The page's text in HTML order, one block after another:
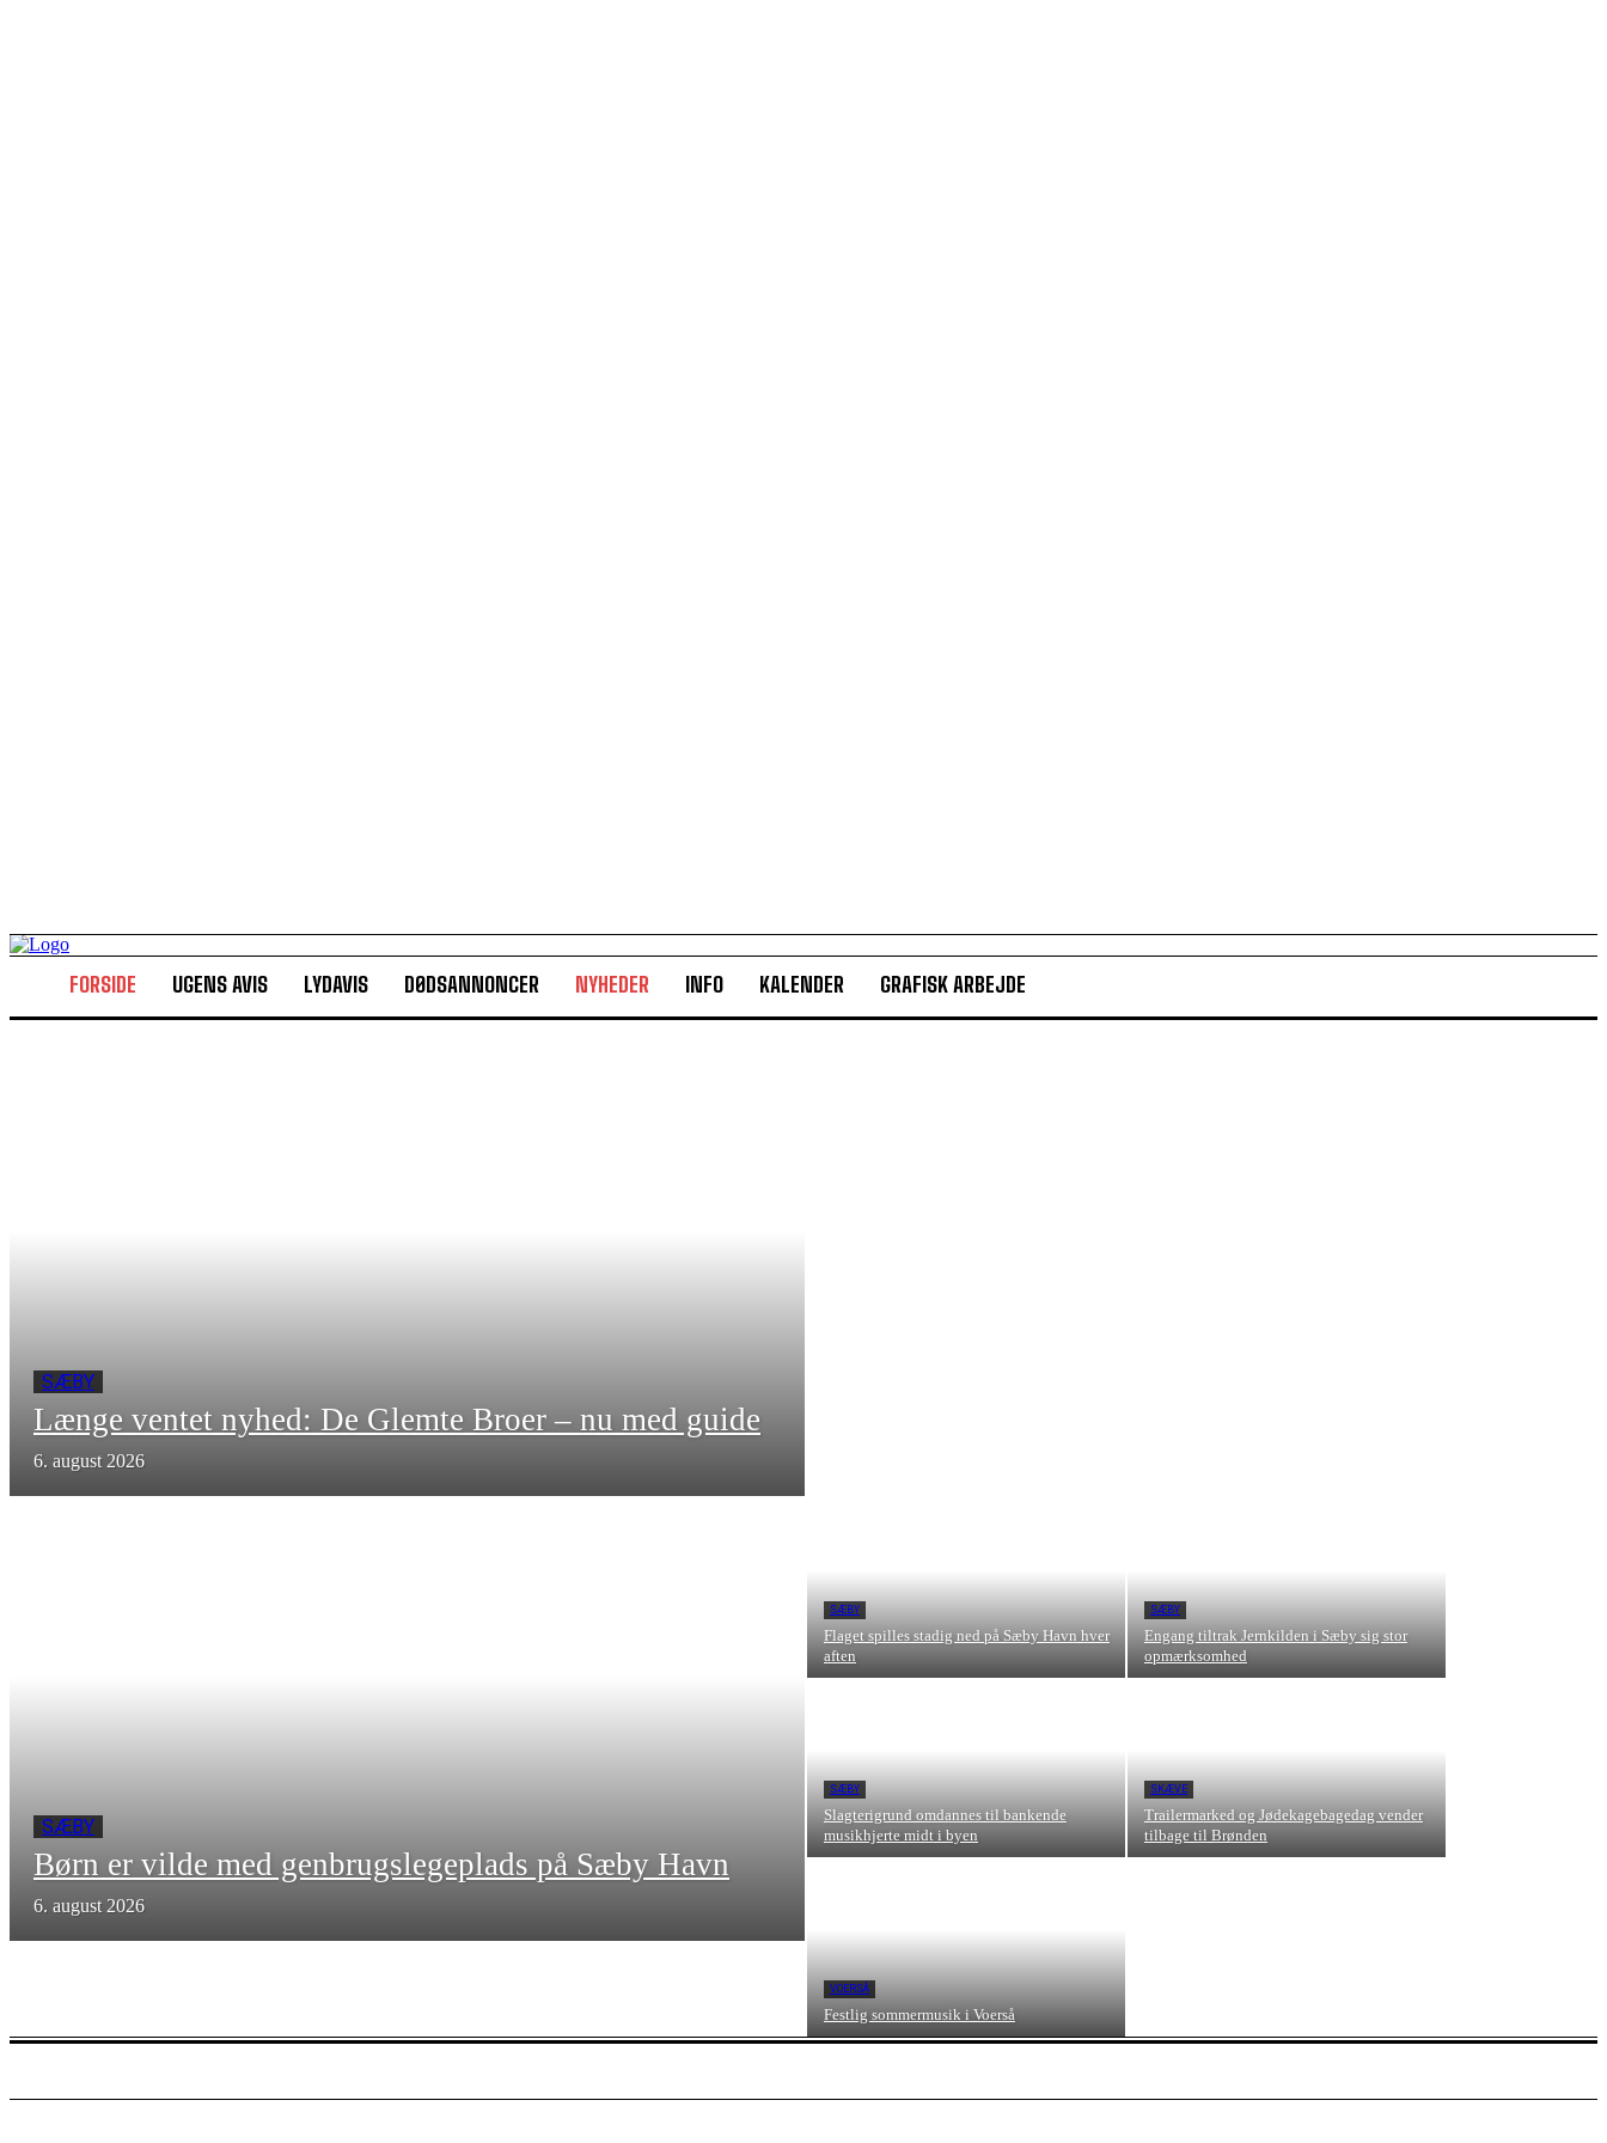
FORSIDE UGENS AVIS LYDAVIS DØDSANNONCER NYHEDER INFO KALENDER GRAFISK ARBEJDE
SÆBY
Længe ventet nyhed: De Glemte Broer – nu med guide
6. august 2026
SÆBY
Børn er vilde med genbrugslegeplads på Sæby Havn
6. august 2026
SÆBY
Flaget spilles stadig ned på Sæby Havn hver
aften
SÆBY
Engang tiltrak Jernkilden i Sæby sig stor
opmærksomhed
SÆBY
Slagterigrund omdannes til bankende
musikhjerte midt i byen
SKÆVE
Trailermarked og Jødekagebagedag vender
tilbage til Brønden
VOERSÅ
Festlig sommermusik i Voerså